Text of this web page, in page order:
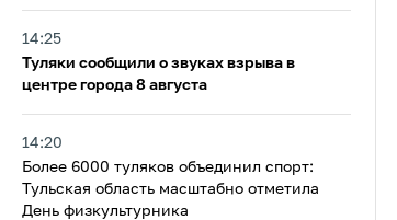
14:25
Туляки сообщили о звуках взрыва в
центре города 8 августа
14:20
Более 6000 туляков объединил спорт:
Тульская область масштабно отметила
День физкультурника